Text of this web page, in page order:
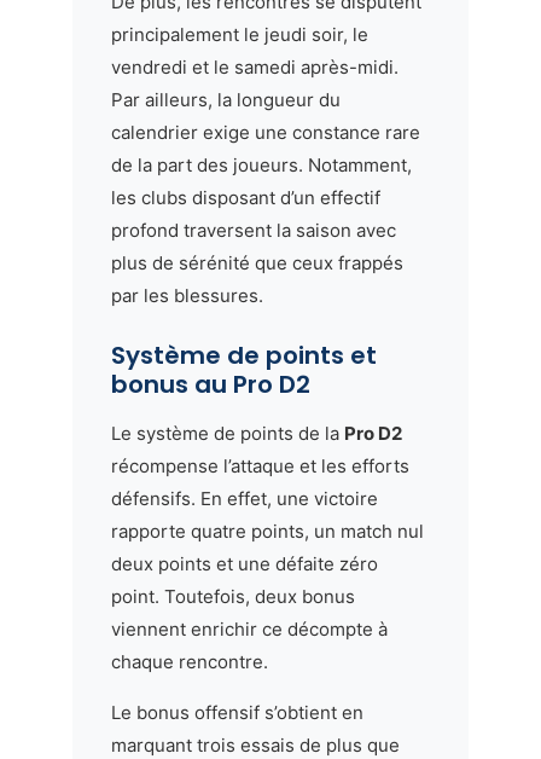
principalement le jeudi soir, le
vendredi et le samedi après-midi.
Par ailleurs, la longueur du
calendrier exige une constance rare
de la part des joueurs. Notamment,
les clubs disposant d’un effectif
profond traversent la saison avec
plus de sérénité que ceux frappés
par les blessures.
Système de points et
bonus au Pro D2
Le système de points de la Pro D2
récompense l’attaque et les efforts
défensifs. En effet, une victoire
rapporte quatre points, un match nul
deux points et une défaite zéro
point. Toutefois, deux bonus
viennent enrichir ce décompte à
chaque rencontre.
Le bonus offensif s’obtient en
marquant trois essais de plus que